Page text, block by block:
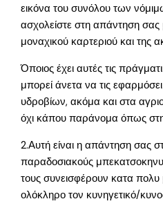
εικόνα του συνόλου των
ασχολείστε στη απάντηση σας
μοναχικού καρτεριού και της
Όποιος έχει αυτές τις
μπορεί άνετα να τις
υδροβίων, ακόμα και στα
όχι κάπου παράνομα όπως
2.Αυτή είναι η απάντηση σας
παραδοσιακούς
τους συνεισφέρουν κατα
ολόκληρο τον κυνηγετικό/